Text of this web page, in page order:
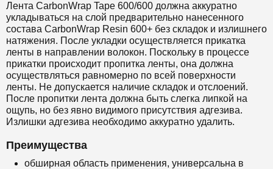
Лента CarbonWrap Tape 600/600 должна аккуратно
укладываться на слой предварительно нанесенного
состава CarbonWrap Resin 600+ без складок и излишнего
натяжения. После укладки осуществляется прикатка
ленты в направлении волокон. Поскольку в процессе
прикатки происходит пропитка ленты, она должна
осуществляться равномерно по всей поверхности
ленты. Не допускается наличие складок и отслоений.
После пропитки лента должна быть слегка липкой на
ощупь, но без явно видимого присутствия адгезива.
Излишки адгезива необходимо аккуратно удалить.
Преимущества
обширная область применения, универсальна в